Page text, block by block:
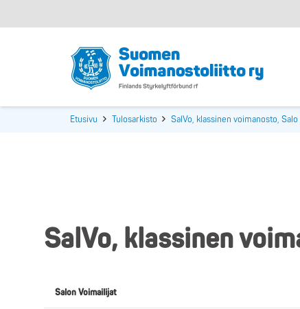
Etusivu Tulosarkisto SalVo, klassinen voimanosto,
SalVo, klassinen
Salon Voimailijat